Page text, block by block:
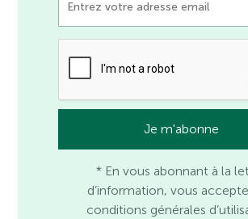
* En vous abonnant à la
d’information, vous
conditions générales